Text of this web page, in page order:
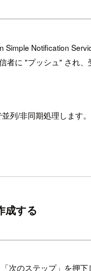
Simple Notification
者に "プッシュ" され
列/非同期処理します
成する
次のステップ」を押